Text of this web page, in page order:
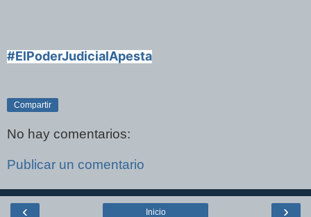
#ElPoderJudicialApesta
Compartir
No hay comentarios:
Publicar un comentario
‹ ›
Inicio